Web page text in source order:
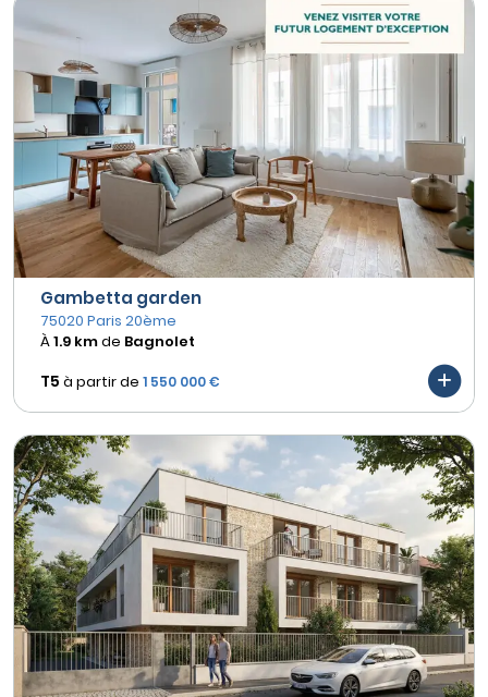
Gambetta garden
75020 Paris 20ème
À1.9 kmde Bagnolet
T5 à partir de 1 550 000 €